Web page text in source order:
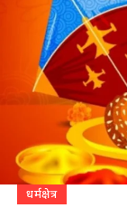
धर्मक्षेत्र